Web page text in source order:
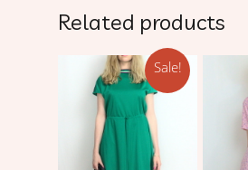
Related products
Sale!